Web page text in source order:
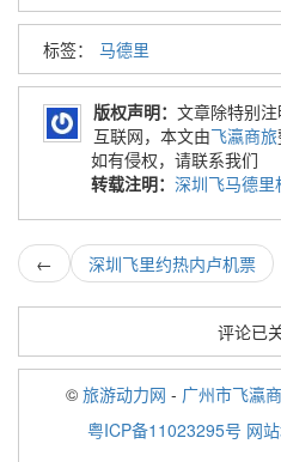
标签： 马德里
版权声明： 文章除特别
互联网，本文由飞瀛商旅
如有侵权，请联系我们
转载注明： 深圳飞马德里
← 深圳飞里约热内卢机票
评论已
© 旅游动力网 - 广州市飞瀛
粤ICP备11023295号 网